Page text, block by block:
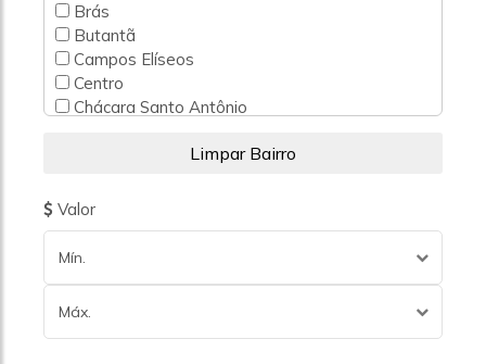
Brás
Butantã
Campos Elíseos
Centro
Chácara Santo Antônio
Indianópolis
Itaim Bibi
Jardim Guedala
Jardins
Jardins
Valor
Mín.
Máx.